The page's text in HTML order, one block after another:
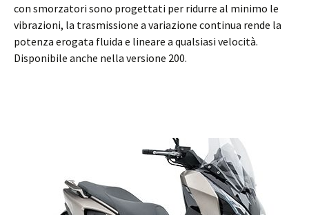
con smorzatori sono progettati per ridurre al minimo le
vibrazioni, la trasmissione a variazione continua rende la
potenza erogata fluida e lineare a qualsiasi velocità.
Disponibile anche nella versione 200.